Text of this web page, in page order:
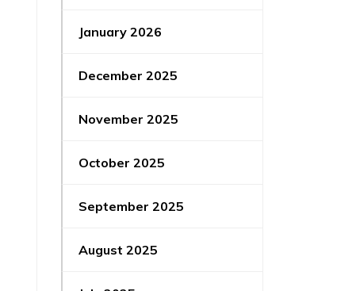
January 2026
December 2025
November 2025
October 2025
September 2025
August 2025